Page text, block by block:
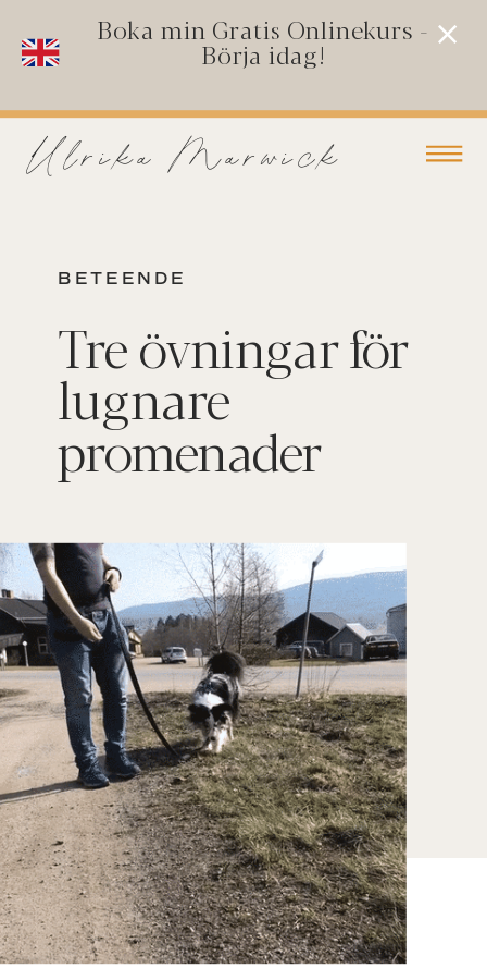
Boka min Gratis Onlinekurs -
Börja idag!
Ulrika Marwick
BETEENDE
Tre övningar för
lugnare
promenader